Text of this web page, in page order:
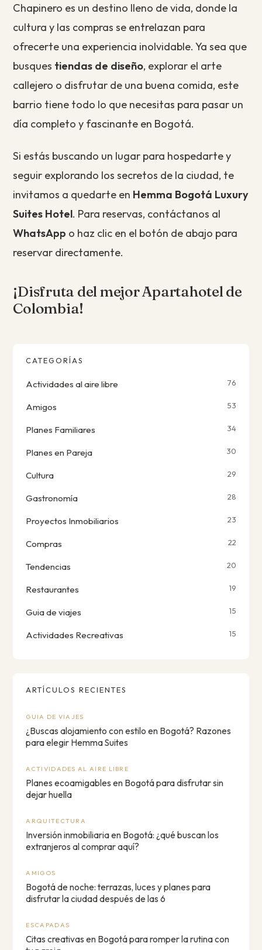
Chapinero es un destino lleno de vida, donde la
cultura y las compras se entrelazan para
ofrecerte una experiencia inolvidable. Ya sea que
busques tiendas de diseño, explorar el arte
callejero o disfrutar de una buena comida, este
barrio tiene todo lo que necesitas para pasar un
día completo y fascinante en Bogotá.
Si estás buscando un lugar para hospedarte y
seguir explorando los secretos de la ciudad, te
invitamos a quedarte en Hemma Bogotá Luxury
Suites Hotel. Para reservas, contáctanos al
WhatsApp o haz clic en el botón de abajo para
reservar directamente.
¡Disfruta del mejor Apartahotel de
Colombia!
CATEGORÍAS
Actividades al aire libre 76
Amigos 53
Planes Familiares 34
Planes en Pareja 30
Cultura 29
Gastronomía 28
Proyectos Inmobiliarios 23
Compras 22
Tendencias 20
Restaurantes 19
Guia de viajes 15
Actividades Recreativas 15
ARTÍCULOS RECIENTES
GUIA DE VIAJES
¿Buscas alojamiento con estilo en Bogotá? Razones
para elegir Hemma Suites
ACTIVIDADES AL AIRE LIBRE
Planes ecoamigables en Bogotá para disfrutar sin
dejar huella
ARQUITECTURA
Inversión inmobiliaria en Bogotá: ¿qué buscan los
extranjeros al comprar aquí?
AMIGOS
Bogotá de noche: terrazas, luces y planes para
disfrutar la ciudad después de las 6
ESCAPADAS
Citas creativas en Bogotá para romper la rutina con